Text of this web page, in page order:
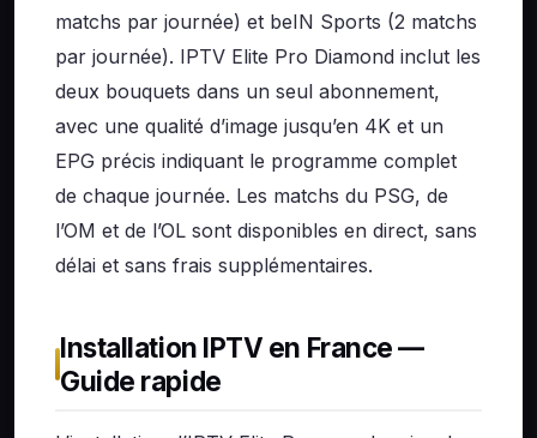
matchs par journée) et beIN Sports (2 matchs
par journée). IPTV Elite Pro Diamond inclut les
deux bouquets dans un seul abonnement,
avec une qualité d’image jusqu’en 4K et un
EPG précis indiquant le programme complet
de chaque journée. Les matchs du PSG, de
l’OM et de l’OL sont disponibles en direct, sans
délai et sans frais supplémentaires.
Installation IPTV en France —
Guide rapide